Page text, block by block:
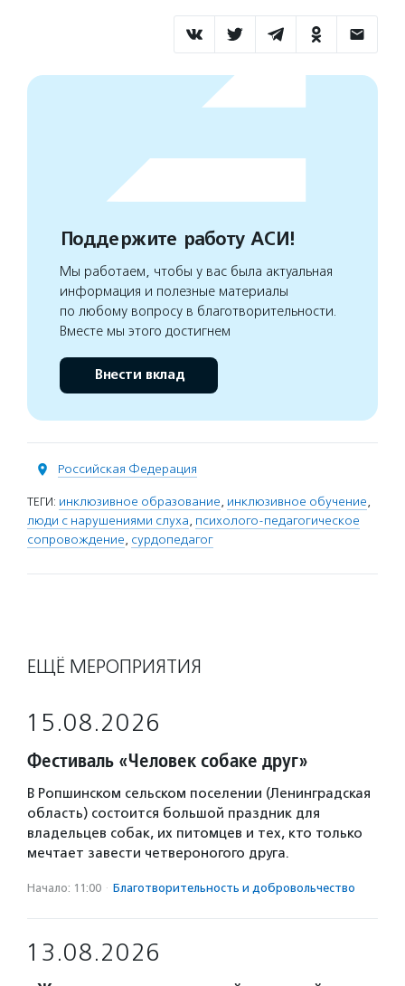
Поддержите работу АСИ!
Мы работаем, чтобы у вас была актуальная
информация и полезные материалы
по любому вопросу в благотворительности.
Вместе мы этого достигнем
Внести вклад
Российская Федерация
ТЕГИ: инклюзивное образование, инклюзивное обучение,
люди с нарушениями слуха, психолого-педагогическое
сопровождение, сурдопедагог
ЕЩЁ МЕРОПРИЯТИЯ
15.08.2026
Фестиваль «Человек собаке друг»
В Ропшинском сельском поселении (Ленинградская
область) состоится большой праздник для
владельцев собак, их питомцев и тех, кто только
мечтает завести четвероногого друга.
Начало: 11:00 · Благотвори­тель­ность и доброволь­чест­во
13.08.2026